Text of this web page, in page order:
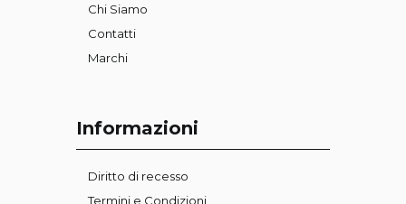
Chi Siamo
Contatti
Marchi
Informazioni
Diritto di recesso
Termini e Condizioni